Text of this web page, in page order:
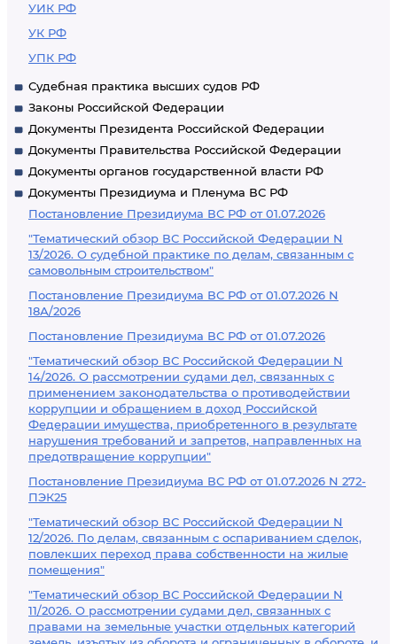
УИК РФ
УК РФ
УПК РФ
Судебная практика высших судов РФ
Законы Российской Федерации
Документы Президента Российской Федерации
Документы Правительства Российской Федерации
Документы органов государственной власти РФ
Документы Президиума и Пленума ВС РФ
Постановление Президиума ВС РФ от 01.07.2026
"Тематический обзор ВС Российской Федерации N
13/2026. О судебной практике по делам, связанным с
самовольным строительством"
Постановление Президиума ВС РФ от 01.07.2026 N
18А/2026
Постановление Президиума ВС РФ от 01.07.2026
"Тематический обзор ВС Российской Федерации N
14/2026. О рассмотрении судами дел, связанных с
применением законодательства о противодействии
коррупции и обращением в доход Российской
Федерации имущества, приобретенного в результате
нарушения требований и запретов, направленных на
предотвращение коррупции"
Постановление Президиума ВС РФ от 01.07.2026 N 272-
ПЭК25
"Тематический обзор ВС Российской Федерации N
12/2026. По делам, связанным с оспариванием сделок,
повлекших переход права собственности на жилые
помещения"
"Тематический обзор ВС Российской Федерации N
11/2026. О рассмотрении судами дел, связанных с
правами на земельные участки отдельных категорий